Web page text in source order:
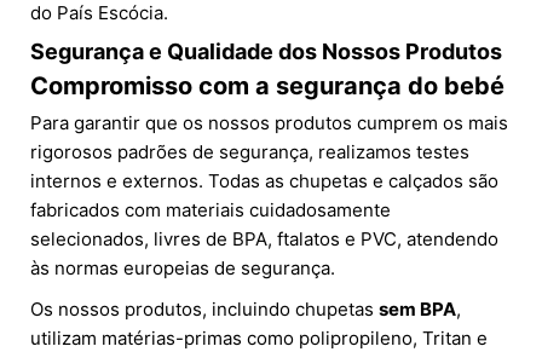
do País Escócia.
Segurança e Qualidade dos Nossos Produtos
Compromisso com a segurança do bebé
Para garantir que os nossos produtos cumprem os mais
rigorosos padrões de segurança, realizamos testes
internos e externos. Todas as chupetas e calçados são
fabricados com materiais cuidadosamente
selecionados, livres de BPA, ftalatos e PVC, atendendo
às normas europeias de segurança.
Os nossos produtos, incluindo chupetas sem BPA,
utilizam matérias-primas como polipropileno, Tritan e